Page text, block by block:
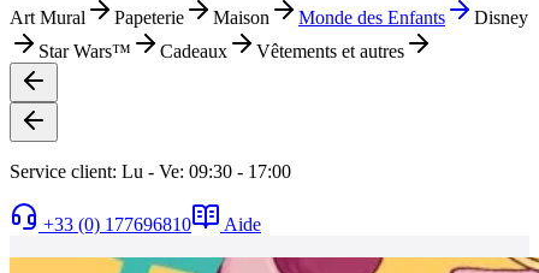
Art Mural Papeterie Maison Monde des Enfants
Disney
Star Wars™
Cadeaux Vêtements et autres
Service client: Lu - Ve: 09:30 - 17:00
+33 (0) 177696810 Aide